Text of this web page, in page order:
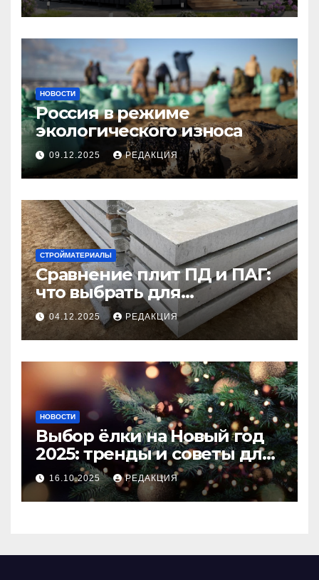
НОВОСТИ
Россия в режиме
экологического износа
09.12.2025 РЕДАКЦИЯ
СТРОЙМАТЕРИАЛЫ
Сравнение плит ПД и ПАГ:
что выбрать для
долговечного и прочного
покрытия
04.12.2025 РЕДАКЦИЯ
НОВОСТИ
Выбор ёлки на Новый год
2025: тренды и советы для
идеального праздника
16.10.2025 РЕДАКЦИЯ